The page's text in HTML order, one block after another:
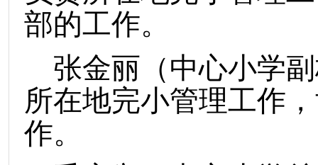
部的工作。
张金丽（中心小学
所在地完小管理工作
作。